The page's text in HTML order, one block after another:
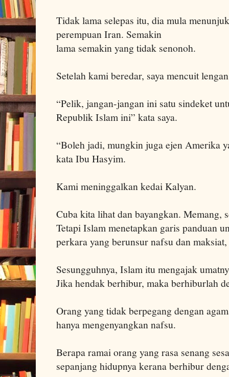
Tidak lama selepas itu, dia mula
perempuan Iran. Semakin
lama semakin yang tidak senonoh.
Setelah kami beredar, saya mencuit
“Pelik, jangan-jangan ini satu sindeket
Republik Islam ini” kata saya.
“Boleh jadi, mungkin juga ejen Amerika
kata Ibu Hasyim.
Kami meninggalkan kedai Kalyan.
Cuba kita lihat dan bayangkan. Memang,
Tetapi Islam menetapkan garis panduan
perkara yang berunsur nafsu dan
Sesungguhnya, Islam itu mengajak
Jika hendak berhibur, maka berhiburlah
Orang yang tidak berpegang dengan
hanya mengenyangkan nafsu.
Berapa ramai orang yang rasa senang
sepanjang hidupnya kerana berhibur